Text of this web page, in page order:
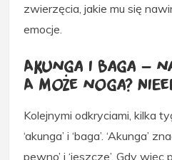
zwierzęcia, jakie mu się
emocje.
Akunga i baga –
A może noga?
Kolejnymi odkryciami, kilka
‘akunga’ i ‘baga’. ‘Akunga’
pewno’ i ‘jeszcze’. Gdy